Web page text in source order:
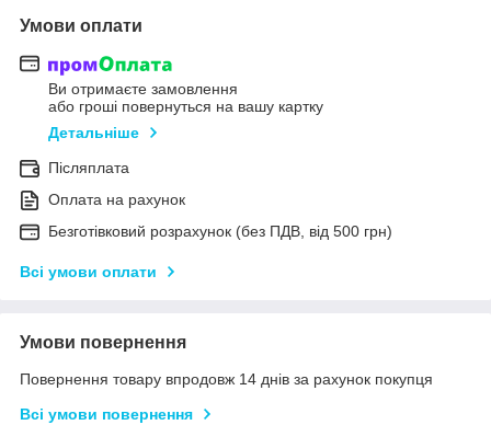
Умови оплати
Ви отримаєте замовлення
або гроші повернуться на вашу картку
Детальніше
Післяплата
Оплата на рахунок
Безготівковий розрахунок (без ПДВ, від 500 грн)
Всі умови оплати
Умови повернення
Повернення товару впродовж 14 днів за рахунок покупця
Всі умови повернення